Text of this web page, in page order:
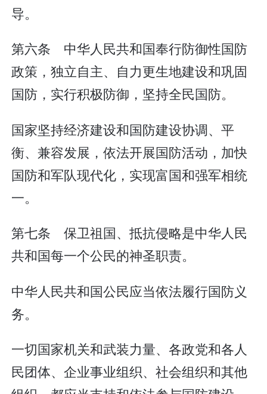
导。
第六条 中华人民共和国奉行防御性国防
政策，独立自主、自力更生地建设和巩固
国防，实行积极防御，坚持全民国防。
国家坚持经济建设和国防建设协调、平
衡、兼容发展，依法开展国防活动，加快
国防和军队现代化，实现富国和强军相统
一。
第七条 保卫祖国、抵抗侵略是中华人民
共和国每一个公民的神圣职责。
中华人民共和国公民应当依法履行国防义
务。
一切国家机关和武装力量、各政党和各人
民团体、企业事业组织、社会组织和其他